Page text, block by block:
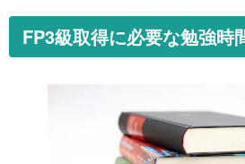
FP3級取得に必要な勉強時